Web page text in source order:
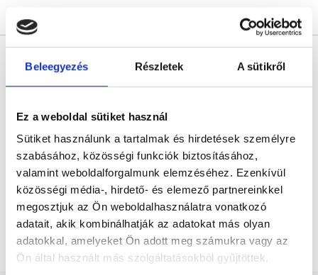
Beleegyezés Részletek A sütikről
Ez a weboldal sütiket használ
Sütiket használunk a tartalmak és hirdetések személyre
szabásához, közösségi funkciók biztosításához,
valamint weboldalforgalmunk elemzéséhez. Ezenkívül
közösségi média-, hirdető- és elemező partnereinkkel
megosztjuk az Ön weboldalhasználatra vonatkozó
adatait, akik kombinálhatják az adatokat más olyan
adatokkal, amelyeket Ön adott meg számukra vagy az
Ön által használt más szolgáltatásokból gyűjtöttek.
* Szakorvos jelölt (rezidens): általános orvosi oklevéllel rendelkező
orvos, aki jogszabályok szerinti szakorvosi szakképesítés
megszerzésére irányuló képzésben vesz részt. Ezen orvosok által
szakorvosjelölt önállóan láthat el feladatokat. A foglaljorvost.hu
és szakorvosjelölt esetén.
Főoldal Ultrahangos szakorvos
Ultrahang vezérelt aspirációs cytológiai mintavétel
pajzsmirigy göbből